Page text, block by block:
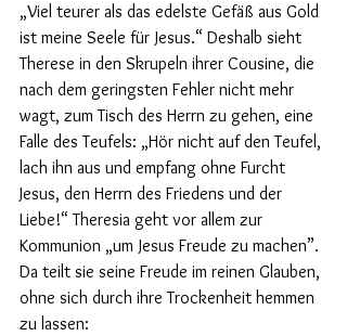
„Viel teurer als das edelste Gefäß aus Gold
ist meine Seele für Jesus.“ Deshalb sieht
Therese in den Skrupeln ihrer Cousine, die
nach dem geringsten Fehler nicht mehr
wagt, zum Tisch des Herrn zu gehen, eine
Falle des Teufels: „Hör nicht auf den Teufel,
lach ihn aus und empfang ohne Furcht
Jesus, den Herrn des Friedens und der
Liebe!“ Theresia geht vor allem zur
Kommunion „um Jesus Freude zu machen”.
Da teilt sie seine Freude im reinen Glauben,
ohne sich durch ihre Trockenheit hemmen
zu lassen: